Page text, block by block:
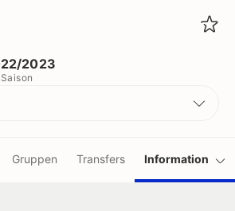
2023
Gruppen Transfers Information